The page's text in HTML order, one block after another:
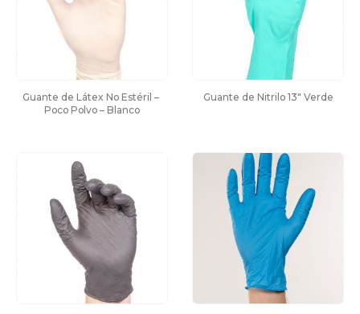
Guante de Látex No Estéril –
Poco Polvo – Blanco
Guante de Nitrilo 13″ Verde